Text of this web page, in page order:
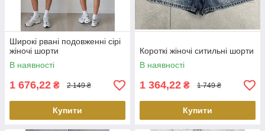
Широкі рвані подовженні сірі
жіночі шорти
В наявності
1 676,22 ₴ 2 149 ₴
Купити
Короткі жіночі ситильні шорти
В наявності
1 364,22 ₴ 1 749 ₴
Купити